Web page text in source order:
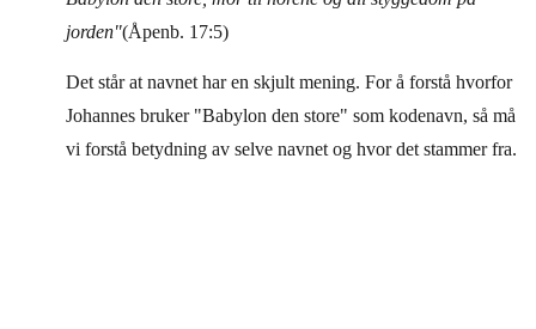
jorden"(Åpenb. 17:5)
Det står at navnet har en skjult mening. For å forstå hvorfor
Johannes bruker "Babylon den store" som kodenavn, så må
vi forstå betydning av selve navnet og hvor det stammer fra.